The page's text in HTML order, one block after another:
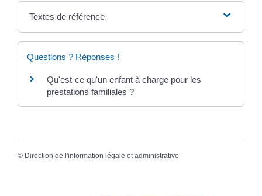
Textes de référence
Questions ? Réponses !
Qu'est-ce qu'un enfant à charge pour les
prestations familiales ?
© Direction de l'information légale et administrative